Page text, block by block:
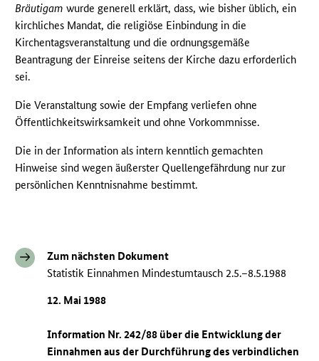
Bräutigam wurde generell erklärt, dass, wie bisher üblich, ein
kirchliches Mandat, die religiöse Einbindung in die
Kirchentagsveranstaltung und die ordnungsgemäße
Beantragung der Einreise seitens der Kirche dazu erforderlich
sei.
Die Veranstaltung sowie der Empfang verliefen ohne
Öffentlichkeitswirksamkeit und ohne Vorkommnisse.
Die in der Information als intern kenntlich gemachten
Hinweise sind wegen äußerster Quellengefährdung nur zur
persönlichen Kenntnisnahme bestimmt.
Zum nächsten Dokument
Statistik Einnahmen Mindestumtausch 2.5.–8.5.1988
12. Mai 1988
Information Nr. 242/88 über die Entwicklung der
Einnahmen aus der Durchführung des verbindlichen